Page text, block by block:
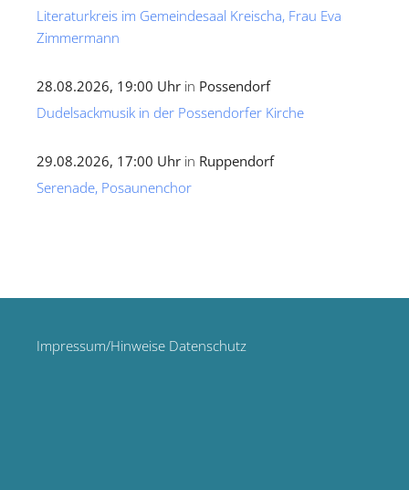
Literaturkreis im Gemeindesaal Kreischa, Frau Eva
Zimmermann
28.08.2026, 19:00 Uhr in Possendorf
Dudelsackmusik in der Possendorfer Kirche
29.08.2026, 17:00 Uhr in Ruppendorf
Serenade, Posaunenchor
Impressum/Hinweise Datenschutz